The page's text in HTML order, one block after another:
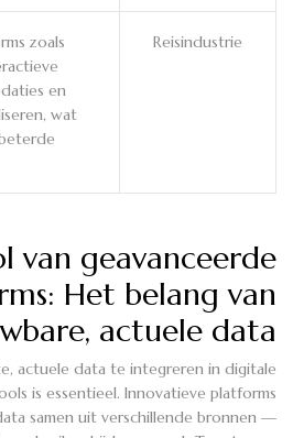
Reisindustrie
zoals
en
wat
van geavanceerde
Het belang van
actuele data
actuele data te integreren in digitale
is essentieel. Innovatieve platforms
samen uit verschillende bronnen —